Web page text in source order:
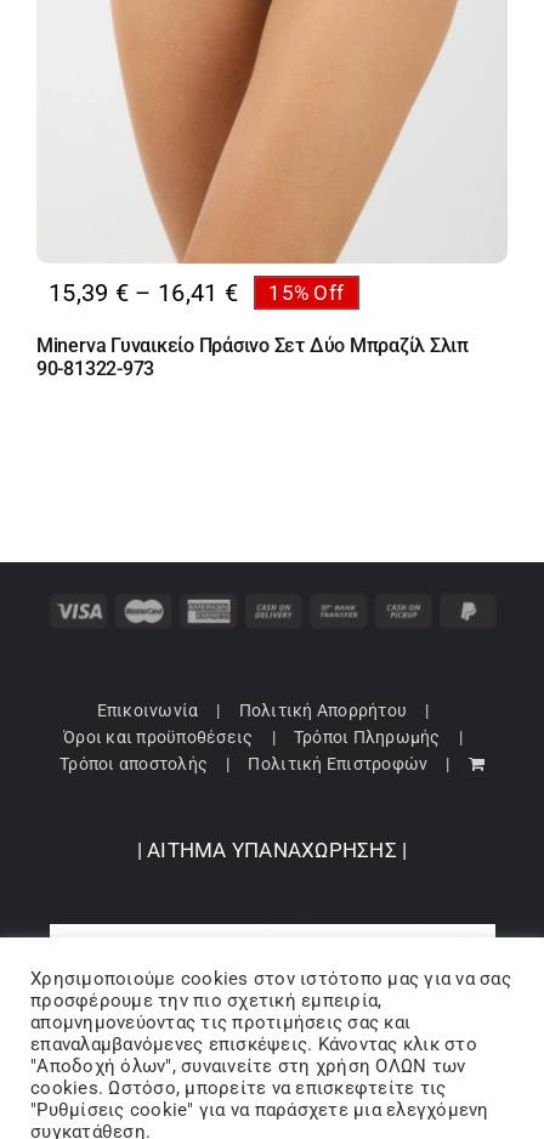
15,39 € – 16,41 €Price
15,39 €
15% Off
Minerva Γυναικείο Πράσινο Σετ Δύο Μπραζίλ Σλιπ
90-81322-973
Επικοινωνία
Πολιτική Απορρήτου
Όροι και προϋποθέσεις
Τρόποι Πληρωμής
Τρόποι αποστολής
Πολιτική Επιστροφών
| ΑΙΤΗΜΑ ΥΠΑΝΑΧΩΡΗΣΗΣ |
Copyright 2024 © Barbopoulos store - All Rights Reserved |
Χρησιμοποιούμε cookies στον ιστότοπo μας για να σας
προσφέρουμε την πιο σχετική εμπειρία,
απομνημονεύοντας τις προτιμήσεις σας και
επαναλαμβανόμενες επισκέψεις. Κάνοντας κλικ στο
"Αποδοχή όλων", συναινείτε στη χρήση ΟΛΩΝ των
cookies. Ωστόσο, μπορείτε να επισκεφτείτε τις
"Ρυθμίσεις cookie" για να παράσχετε μια ελεγχόμενη
συγκατάθεση.